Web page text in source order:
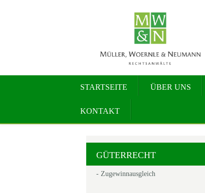
STARTSEITE ÜBER UNS
KONTAKT
GÜTERRECHT
- Zugewinnausgleich